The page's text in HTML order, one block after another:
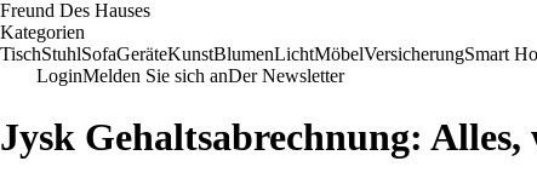
Freund Des Hauses
Kategorien
TischStuhlSofaGeräteKunstBlumenLichtMöbelVersicherungSmart
LoginMelden Sie sich anDer Newsletter
Jysk Gehaltsabrechnung: Alles,